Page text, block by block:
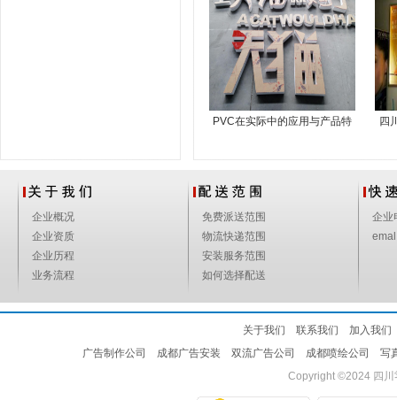
PVC在实际中的应用与产品特
四
企业概况
企业资质
企业历程
业务流程
免费派送范围
物流快递范围
安装服务范围
如何选择配送
企业
关于我们 联系我们
加入我们
广告制作公司
成都广告安装 双流广告公司 成都喷绘公司
写
Copyright ©2024 四